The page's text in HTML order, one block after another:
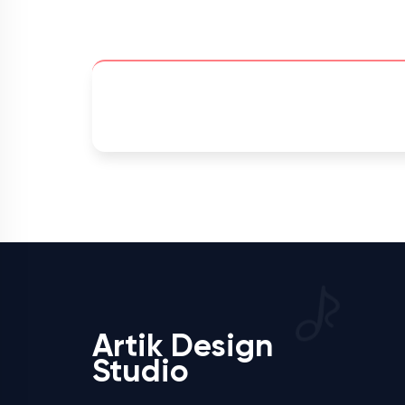
Artik Design
Studio